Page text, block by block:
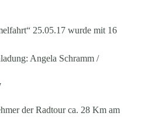
25.05.17 wurde mit 16
Angela Schramm /
der Radtour ca. 28 Km am